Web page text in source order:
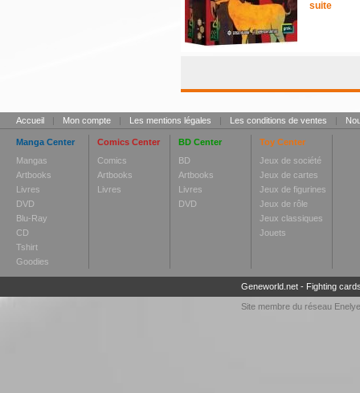
suite
Accueil | Mon compte | Les mentions légales | Les conditions de ventes |
Manga Center
Mangas
Artbooks
Livres
DVD
Blu-Ray
CD
Tshirt
Goodies
Comics Center
Comics
Artbooks
Livres
BD Center
BD
Artbooks
Livres
DVD
Toy Center
Jeux de société
Jeux de cartes
Jeux de figurines
Jeux de rôle
Jeux classiques
Jouets
Geneworld.net- Fighting
Site membre du réseau Enelye